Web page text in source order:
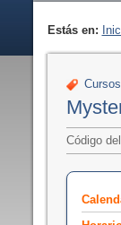
Estás en:
Código